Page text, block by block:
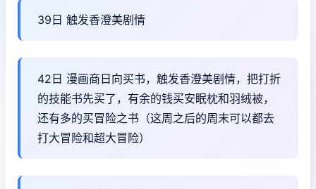
39日 触发香澄美剧情
42日 漫画商日向买书，触发香澄美剧情，把打折
的技能书先买了，有余的钱买安眠枕和羽绒被，
还有多的买冒险之书（这周之后的周末可以都去
打大冒险和超大冒险）